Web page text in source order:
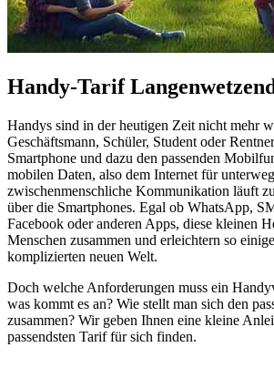
Handy-Tarif
Handys sind in der heutigen Zeit nicht mehr
Geschäftsmann, Schüler, Student oder
Smartphone und dazu den passenden
mobilen Daten, also dem Internet für
zwischenmenschliche Kommunikation läuft
über die Smartphones. Egal ob WhatsApp,
Facebook oder anderen Apps, diese kleinen
Menschen zusammen und erleichtern so
komplizierten neuen Welt.
Doch welche Anforderungen muss ein
was kommt es an? Wie stellt man sich den
zusammen? Wir geben Ihnen eine kleine
passendsten Tarif für sich finden.